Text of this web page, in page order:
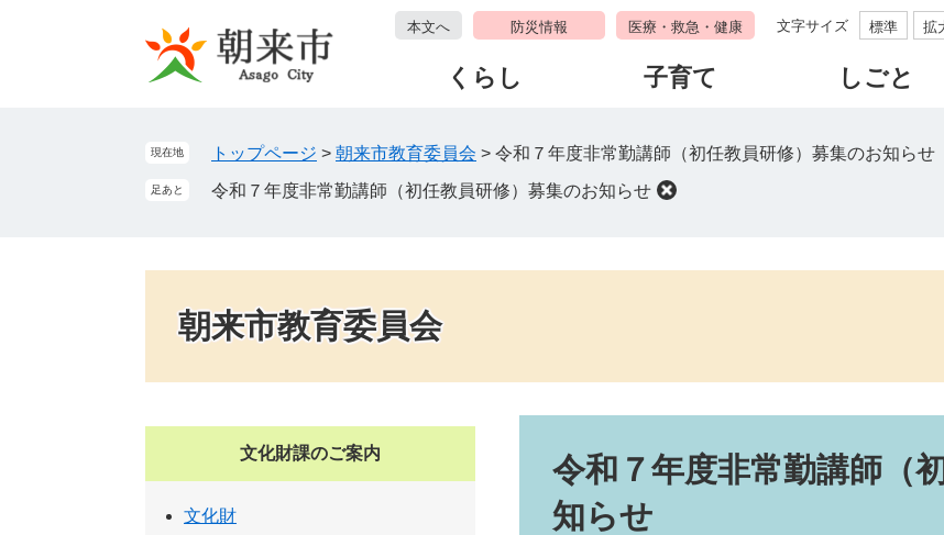
本文へ 防災情報 医療・救急・健康 文字サイズ 標準 拡
くらし 子育て しごと
現在地 トップページ > 朝来市教育委員会 > 令和７年度非常勤講師（初任教員研修）募集のお知らせ
足あと 令和７年度非常勤講師（初任教員研修）募集のお知らせ
朝来市教育委員会
令和７年度非常勤講師（
知らせ
文化財課のご案内
文化財